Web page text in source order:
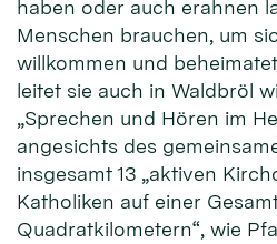
haben oder auch erahnen
Menschen brauchen, um
willkommen und
leitet sie auch in Waldbröl
„Sprechen und Hören im
angesichts des
insgesamt 13 „aktiven
Katholiken auf einer
Quadratkilometern“, wie